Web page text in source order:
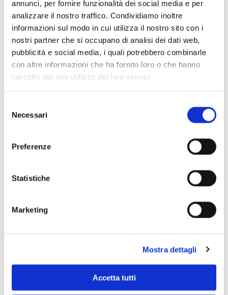
annunci, per fornire funzionalità dei social media e per
analizzare il nostro traffico. Condividiamo inoltre
informazioni sul modo in cui utilizza il nostro sito con i
nostri partner che si occupano di analisi dei dati web,
pubblicità e social media, i quali potrebbero combinarle
con altre informazioni che ha fornito loro o che hanno
raccolto dal suo utilizzo dei loro servizi.
delNecessari
Preferenze
Statistiche
Marketing
Mostra dettagli
Accetta tutti
Scopri di più
Scopri di più